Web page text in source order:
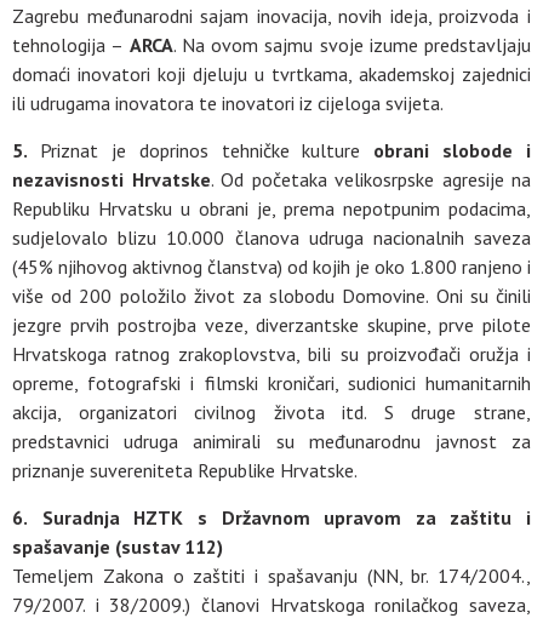
Zagrebu međunarodni sajam inovacija, novih ideja, proizvoda i
tehnologija – ARCA. Na ovom sajmu svoje izume predstavljaju
domaći inovatori koji djeluju u tvrtkama, akademskoj zajednici
ili udrugama inovatora te inovatori iz cijeloga svijeta.
5. Priznat je doprinos tehničke kulture obrani slobode i
nezavisnosti Hrvatske. Od početaka velikosrpske agresije na
Republiku Hrvatsku u obrani je, prema nepotpunim podacima,
sudjelovalo blizu 10.000 članova udruga nacionalnih saveza
(45% njihovog aktivnog članstva) od kojih je oko 1.800 ranjeno i
više od 200 položilo život za slobodu Domovine. Oni su činili
jezgre prvih postrojba veze, diverzantske skupine, prve pilote
Hrvatskoga ratnog zrakoplovstva, bili su proizvođači oružja i
opreme, fotografski i filmski kroničari, sudionici humanitarnih
akcija, organizatori civilnog života itd. S druge strane,
predstavnici udruga animirali su međunarodnu javnost za
priznanje suvereniteta Republike Hrvatske.
6.
Suradnja HZTK s Državnom upravom za zaštitu i
spašavanje (sustav 112)
Temeljem Zakona o zaštiti i spašavanju (NN, br. 174/2004.,
79/2007. i 38/2009.) članovi Hrvatskoga ronilačkog saveza,